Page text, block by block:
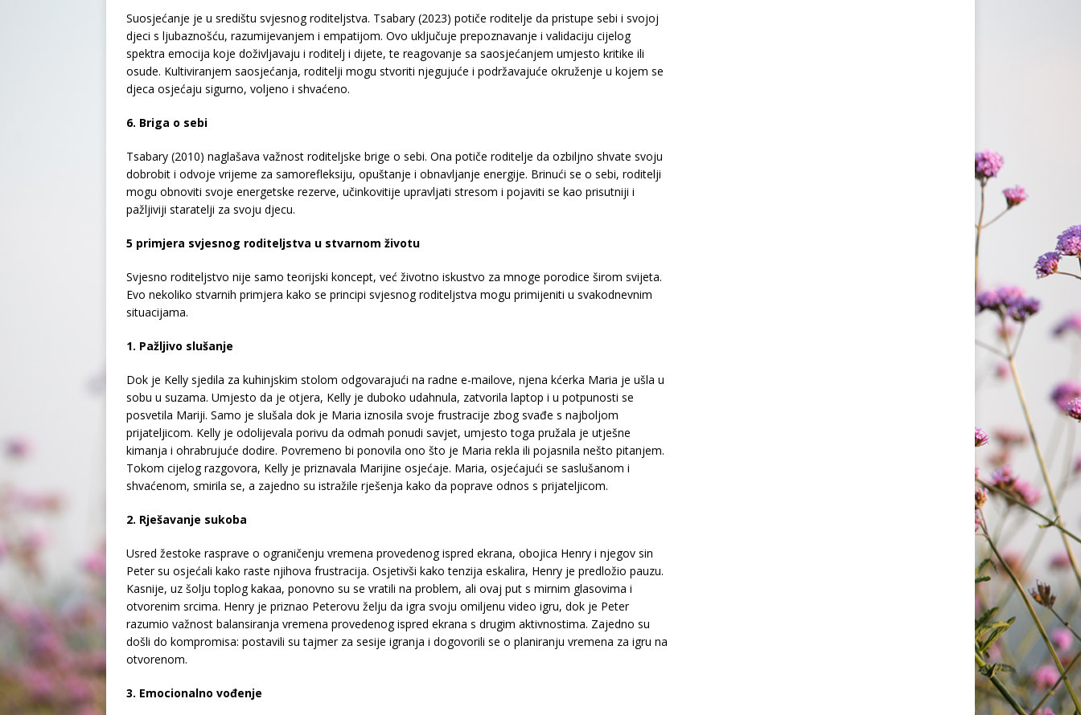
Suosjećanje je u središtu svjesnog roditeljstva. Tsabary (2023) potiče roditelje da pristupe sebi i svojoj
djeci s ljubaznošću, razumijevanjem i empatijom. Ovo uključuje prepoznavanje i validaciju cijelog
spektra emocija koje doživljavaju i roditelj i dijete, te reagovanje sa saosjećanjem umjesto kritike ili
osude. Kultiviranjem saosjećanja, roditelji mogu stvoriti njegujuće i podržavajuće okruženje u kojem se
djeca osjećaju sigurno, voljeno i shvaćeno.
6. Briga o sebi
Tsabary (2010) naglašava važnost roditeljske brige o sebi. Ona potiče roditelje da ozbiljno shvate svoju
dobrobit i odvoje vrijeme za samorefleksiju, opuštanje i obnavljanje energije. Brinući se o sebi, roditelji
mogu obnoviti svoje energetske rezerve, učinkovitije upravljati stresom i pojaviti se kao prisutniji i
pažljiviji staratelji za svoju djecu.
5 primjera svjesnog roditeljstva u stvarnom životu
Svjesno roditeljstvo nije samo teorijski koncept, već životno iskustvo za mnoge porodice širom svijeta.
Evo nekoliko stvarnih primjera kako se principi svjesnog roditeljstva mogu primijeniti u svakodnevnim
situacijama.
1. Pažljivo slušanje
Dok je Kelly sjedila za kuhinjskim stolom odgovarajući na radne e-mailove, njena kćerka Maria je ušla u
sobu u suzama. Umjesto da je otjera, Kelly je duboko udahnula, zatvorila laptop i u potpunosti se
posvetila Mariji. Samo je slušala dok je Maria iznosila svoje frustracije zbog svađe s najboljom
prijateljicom. Kelly je odolijevala porivu da odmah ponudi savjet, umjesto toga pružala je utješne
kimanja i ohrabrujuće dodire. Povremeno bi ponovila ono što je Maria rekla ili pojasnila nešto pitanjem.
Tokom cijelog razgovora, Kelly je priznavala Marijine osjećaje. Maria, osjećajući se saslušanom i
shvaćenom, smirila se, a zajedno su istražile rješenja kako da poprave odnos s prijateljicom.
2. Rješavanje sukoba
Usred žestoke rasprave o ograničenju vremena provedenog ispred ekrana, obojica Henry i njegov sin
Peter su osjećali kako raste njihova frustracija. Osjetivši kako tenzija eskalira, Henry je predložio pauzu.
Kasnije, uz šolju toplog kakaa, ponovno su se vratili na problem, ali ovaj put s mirnim glasovima i
otvorenim srcima. Henry je priznao Peterovu želju da igra svoju omiljenu video igru, dok je Peter
razumio važnost balansiranja vremena provedenog ispred ekrana s drugim aktivnostima. Zajedno su
došli do kompromisa: postavili su tajmer za sesije igranja i dogovorili se o planiranju vremena za igru na
otvorenom.
3. Emocionalno vođenje